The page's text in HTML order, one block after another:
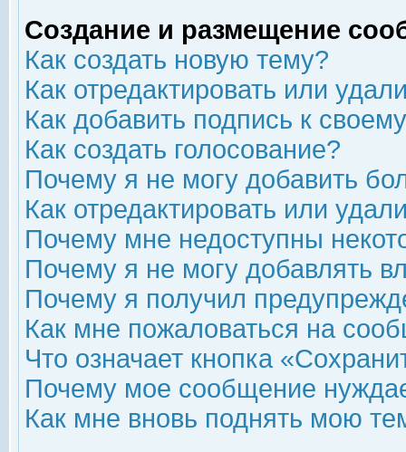
Создание и размещение
Как создать новую тему?
Как отредактировать или
Как добавить подпись к
Как создать голосование?
Почему я не могу добавить
Как отредактировать или
Почему мне недоступны
Почему я не могу добавлять
Почему я получил
Как мне пожаловаться на
Что означает кнопка
Почему мое сообщение
Как мне вновь поднять мою